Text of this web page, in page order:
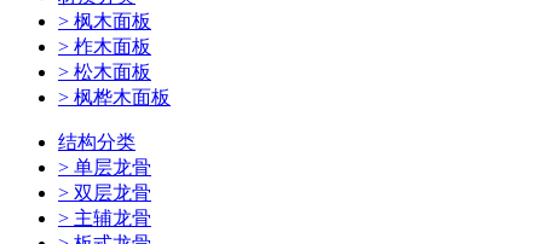
> 枫木面板
> 柞木面板
> 松木面板
> 枫桦木面板
结构分类
> 单层龙骨
> 双层龙骨
> 主辅龙骨